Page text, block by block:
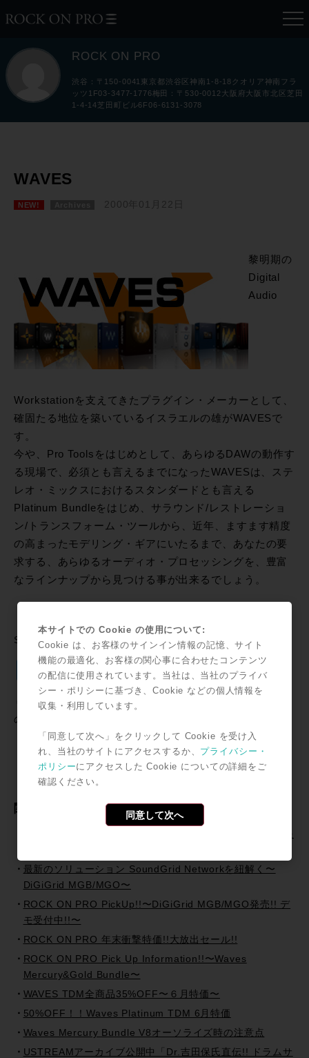
ROCK ON PRO
渋谷：〒150-0041東京都渋谷区神南1-8-18クオリア神南フラ
ッツ1F03-3477-1776梅田：〒530-0012大阪府大阪市北区芝田
1-4-14芝田町ビル6F06-6131-3078
WAVES
NEW! 2000年01月22日
黎明期の
Digital
Audio
Workstationを支えてきたプラグイン・メーカーとして、
確固たる地位を築いているイスラエルの雄がWAVESで
す。
今や、Pro Toolsをはじめとして、あらゆるDAWの動作す
る現場で、必須とも言えるまでになったWAVESは、ステ
レオ・ミックスにおけるスタンダードとも言える
Platinum Bundleをはじめ、サラウンド/レストレーショ
ン/トランスフォーム・ツールから、近年、ますます精度
の高まったモデリング・ギアにいたるまで、あなたの要
求する、あらゆるオーディオ・プロセッシングを、豊富
なラインナップから見つける事が出来るでしょう。
SNSで共有
Twitter
Facebook
LineEmail
共
有
＊記事中に掲載されている情報は2000年01月22日時点のも
のです。
関連記事
Expand HD Native !! -最新プロダクトで拡張する３つの提
最新のソリューション SoundGrid Networkを紐解く〜
DiGiGrid MGB/MGO〜
ROCK ON PRO PickUp!!〜DiGiGrid MGB/MGO発売!! デ
モ受付中!!〜
ROCK ON PRO 年末衝撃特価!!大放出セール!!
ROCK ON PRO Pick Up Information!!〜Waves
Mercury&Gold Bundle〜
WAVES TDM全商品35%OFF〜６月特価〜
50%OFF！！Waves Platinum TDM 6月特価
Waves Mercury Bundle V8オーソライズ時の注意点
USTREAMアーカイブ公開中「Dr.吉田保氏直伝!! ドラムサ
本サイトでの Cookie の使用について:
Cookie は、お客様のサインイン情報の記憶、サイト
機能の最適化、お客様の関心事に合わせたコンテンツ
の配信に使用されています。当社は、当社のプライバ
シー・ポリシーに基づき、Cookie などの個人情報を
収集・利用しています。
「同意して次へ」をクリックして Cookie を受け入
れ、当社のサイトにアクセスするか、 プライバシー・
ポリシーにアクセスした Cookie についての詳細をご
確認ください。
同意して次へ